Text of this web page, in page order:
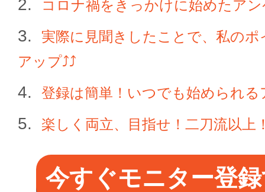
コロナ禍をきっかけに始めたア
実際に見聞きしたことで、私のポ
アップ⤴⤴
登録は簡単！いつでも始められる
楽しく両立、目指せ！二刀流以上
今すぐモニター登